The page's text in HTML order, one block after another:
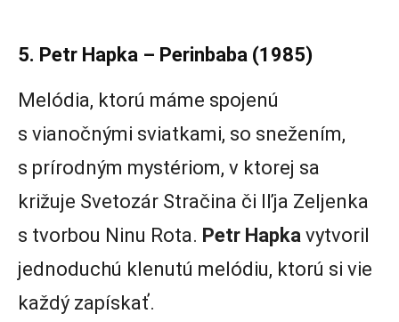
5. Petr Hapka – Perinbaba (1985)
Melódia, ktorú máme spojenú
s vianočnými sviatkami, so snežením,
s prírodným mystériom, v ktorej sa
križuje Svetozár Stračina či Iľja Zeljenka
s tvorbou Ninu Rota. Petr Hapka vytvoril
jednoduchú klenutú melódiu, ktorú si vie
každý zapískať.